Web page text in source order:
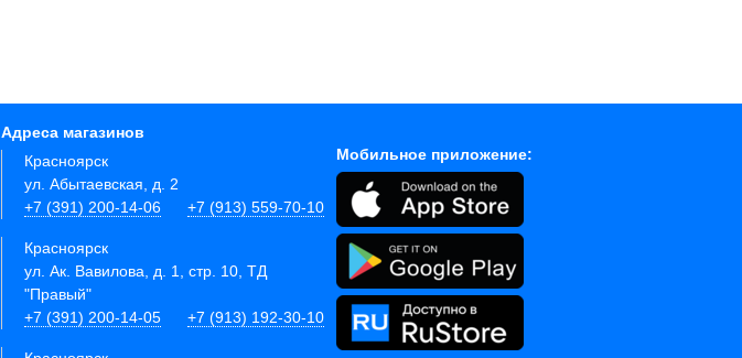
Адреса магазинов
Красноярск
ул. Абытаевская, д. 2
+7 (391) 200-14-06
+7 (913) 559-70-10
Красноярск
ул. Ак. Вавилова, д. 1, стр. 10, ТД
"Правый"
+7 (391) 200-14-05
+7 (913) 192-30-10
Мобильное приложение: